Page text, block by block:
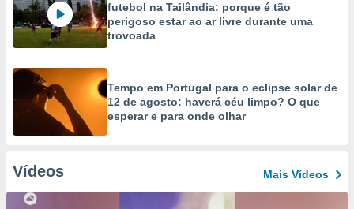
futebol na Tailândia: porque é tão
perigoso estar ao ar livre durante uma
trovoada
Tempo em Portugal para o eclipse solar de
12 de agosto: haverá céu limpo? O que
esperar e para onde olhar
Vídeos Mais Vídeos